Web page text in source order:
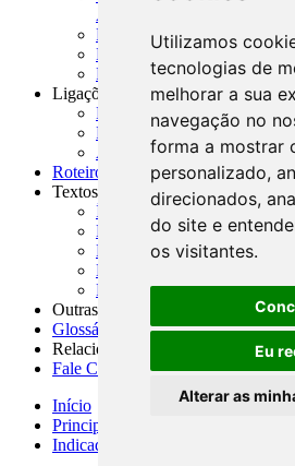
Utilizamos
tecnologias de
melhorar a sua
navegação no
forma a mostrar
personalizado,
direcionados,
do site e
os visitantes.
Eu
Alterar as
Atividades Econômicas
PMF - Cartilhas do BCB
Manuais Auxiliares do BCB
Resenhas Diárias
Ligações Externas
Links Úteis
Presidência da República
Agências Nacionais
Roteiros para Estudos
Textos
Índice de Textos
Editorial
Monografias
Na Imprensa
Fórum de Discussão
Outras ferramentas
Glossário
Relacionamento
Fale Conosco
Início
Principais notícias
Indicadores